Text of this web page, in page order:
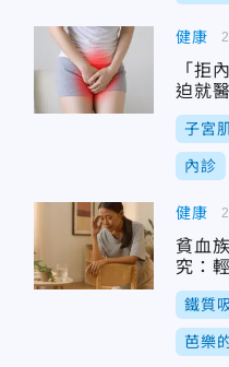
健康
「拒
迫就
子宮
內診
健康
貧血
究：
鐵質
芭樂